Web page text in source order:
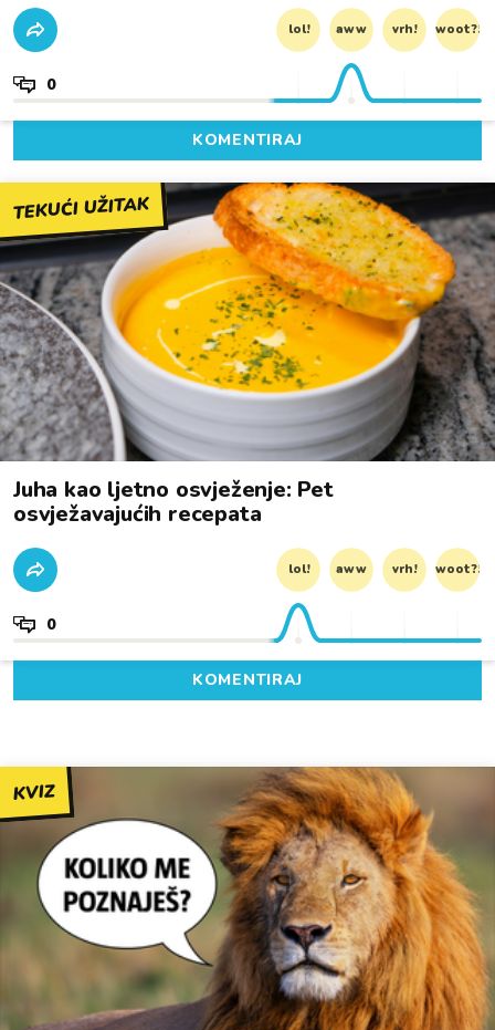
lol! aww vrh! woot?!
0
KOMENTIRAJ
TEKUĆI UŽITAK
Juha kao ljetno osvježenje: Pet
osvježavajućih recepata
lol! aww vrh! woot?!
0
KOMENTIRAJ
KVIZ